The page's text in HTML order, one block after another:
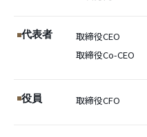
代表者 取締役CEO
取締役Co-CEO
役員 取締役CFO